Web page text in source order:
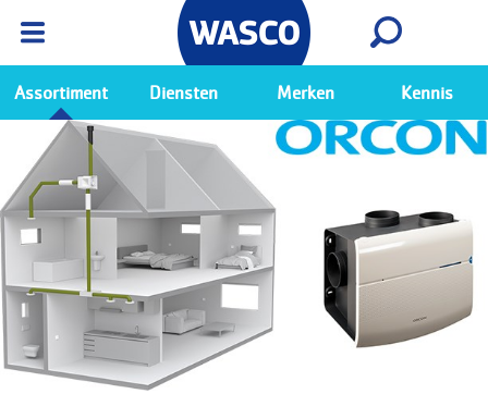
Ga naar de Wasco app
Bekijk
Assortiment Diensten Merken Kennis